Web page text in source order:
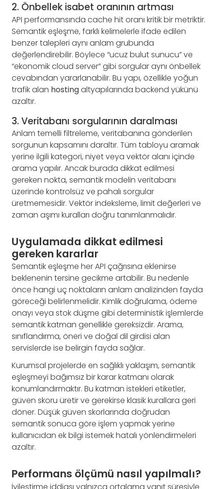
2. Önbellek isabet oranının artması
API performansında cache hit oranı kritik bir metriktir.
Semantik eşleşme, farklı kelimelerle ifade edilen
benzer talepleri aynı anlam grubunda
değerlendirebilir. Böylece “ucuz bulut sunucu” ve
“ekonomik cloud server” gibi sorgular aynı önbellek
cevabından yararlanabilir. Bu yapı, özellikle yoğun
trafik alan hostingaltyapılarında backend yükünü
azaltır.
3. Veritabanı sorgularının daralması
Anlam temelli filtreleme, veritabanına gönderilen
sorgunun kapsamını daraltır. Tüm tabloyu aramak
yerine ilgili kategori, niyet veya vektör alanı içinde
arama yapılır. Ancak burada dikkat edilmesi
gereken nokta, semantik modelin veritabanı
üzerinde kontrolsüz ve pahalı sorgular
üretmemesidir. Vektör indeksleme, limit değerleri ve
zaman aşımı kuralları doğru tanımlanmalıdır.
Uygulamada dikkat edilmesi
gereken kararlar
Semantik eşleşme her API çağrısına eklenirse
beklenenin tersine gecikme artabilir. Bu nedenle
önce hangi uç noktaların anlam analizinden fayda
göreceği belirlenmelidir. Kimlik doğrulama, ödeme
onayı veya stok düşme gibi deterministik işlemlerde
semantik katman genellikle gereksizdir. Arama,
sınıflandırma, öneri ve doğal dil girdisi alan
servislerde ise belirgin fayda sağlar.
Kurumsal projelerde en sağlıklı yaklaşım, semantik
eşleşmeyi bağımsız bir karar katmanı olarak
konumlandırmaktır. Bu katman istekleri etiketler,
güven skoru üretir ve gerekirse klasik kurallara geri
döner. Düşük güven skorlarında doğrudan
semantik sonuca göre işlem yapmak yerine
kullanıcıdan ek bilgi istemek hatalı yönlendirmeleri
azaltır.
Performans ölçümü nasıl yapılmalı?
İyileştirme iddiası yalnızca ortalama yanıt süresiyle